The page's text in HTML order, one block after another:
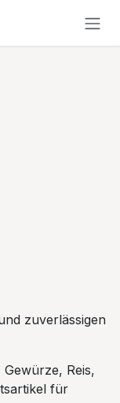
zuverlässigen
Reis,
für